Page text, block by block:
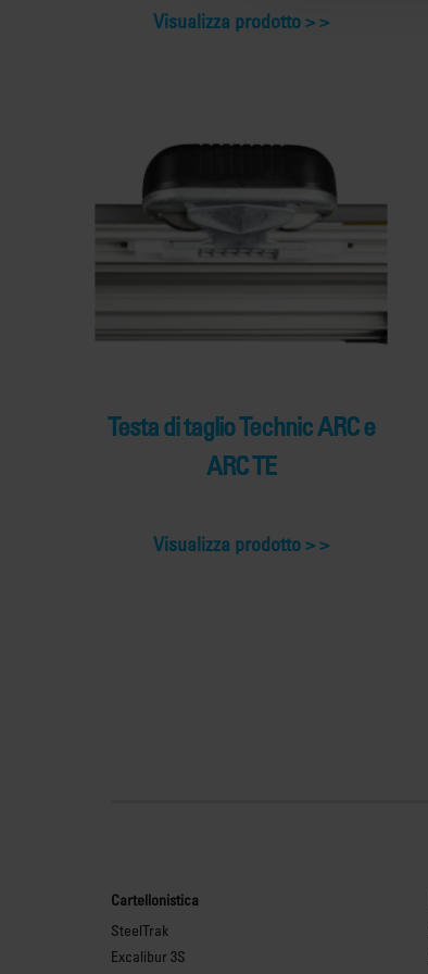
Visualizza prodotto >
Testa di taglio Technic ARC e
ARC TE
Visualizza prodotto >
Cartellonistica
SteelTrak
Excalibur 3S